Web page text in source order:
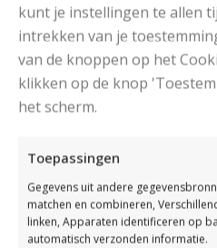
kunt je instellingen te allen
intrekken van je
van de knoppen op het
klikken op de knop
het scherm.
Toepassingen
Gegevens uit andere
matchen en combineren,
linken, Apparaten identificeren op
automatisch verzonden informatie.
Katia Catena Merino